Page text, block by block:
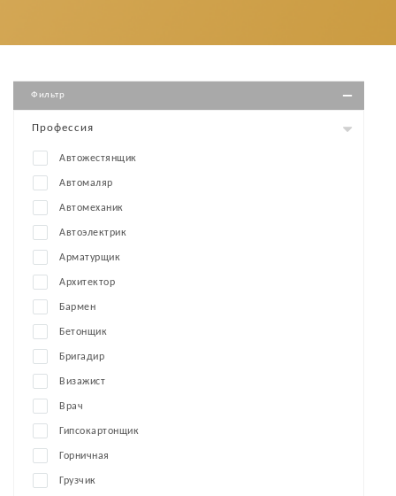
Фильтр
Профессия
Автожестянщик
Автомаляр
Автомеханик
Автоэлектрик
Арматурщик
Архитектор
Бармен
Бетонщик
Бригадир
Визажист
Врач
Гипсокартонщик
Горничная
Грузчик